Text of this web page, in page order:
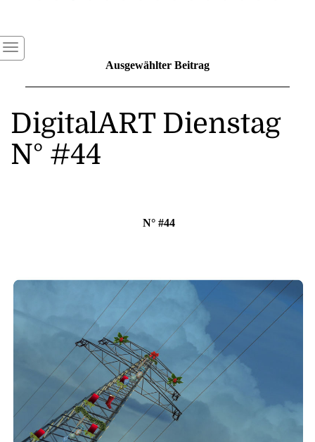
Ausgewählter Beitrag
DigitalART Dienstag
N° #44
N° #44